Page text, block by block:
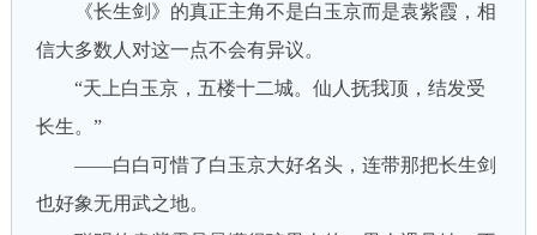
《长生剑》的真正主角不是白玉京而是袁紫霞，相
信大多数人对这一点不会有异议。
“天上白玉京，五楼十二城。仙人抚我顶，结发受
长生。”
——白白可惜了白玉京大好名头，连带那把长生剑
也好象无用武之地。